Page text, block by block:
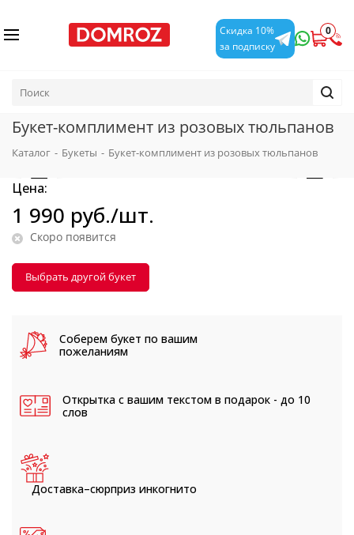
Скидка 10%
за подписку
0
Букет-комплимент из розовых тюльпанов
Каталог - Букеты - Букет-комплимент из розовых тюльпанов
Цена:
1 990 руб./шт.
Скоро появится
Выбрать другой букет
Соберем букет по вашим
пожеланиям
Открытка с вашим текстом в подарок - до 10
слов
Доставка–сюрприз инкогнито